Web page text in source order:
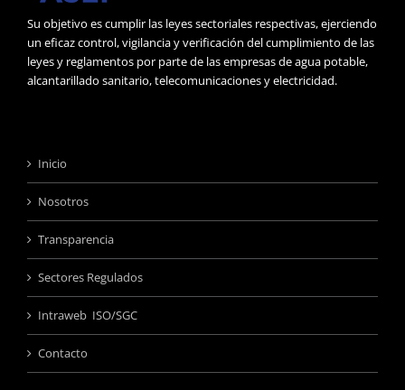
Su objetivo es cumplir las leyes sectoriales respectivas, ejerciendo
un eficaz control, vigilancia y verificación del cumplimiento de las
leyes y reglamentos por parte de las empresas de agua potable,
alcantarillado sanitario, telecomunicaciones y electricidad.
Inicio
Nosotros
Transparencia
Sectores Regulados
Intraweb ISO/SGC
Contacto